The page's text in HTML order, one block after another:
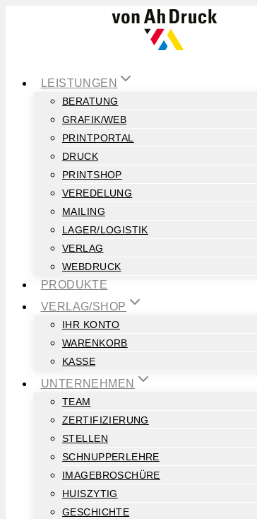
LEISTUNGEN
BERATUNG
GRAFIK/WEB
PRINTPORTAL
DRUCK
PRINTSHOP
VEREDELUNG
MAILING
LAGER/LOGISTIK
VERLAG
WEBDRUCK
PRODUKTE
VERLAG/SHOP
IHR KONTO
WARENKORB
KASSE
UNTERNEHMEN
TEAM
ZERTIFIZIERUNG
STELLEN
SCHNUPPERLEHRE
IMAGEBROSCHÜRE
HUISZYTIG
GESCHICHTE